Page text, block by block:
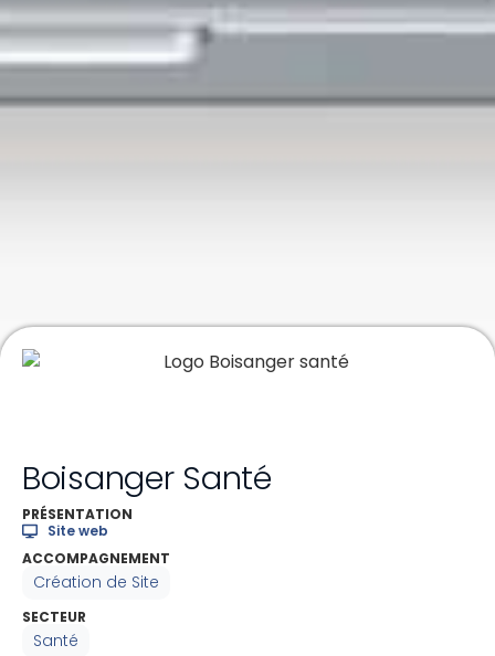
Boisanger Santé
PRÉSENTATION
Site web
ACCOMPAGNEMENT
Création de Site
SECTEUR
Santé